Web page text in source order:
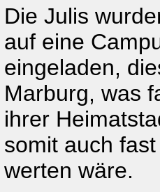
Die Julis
auf eine
eingeladen,
Marburg, was
ihrer
somit auch
werten wäre.